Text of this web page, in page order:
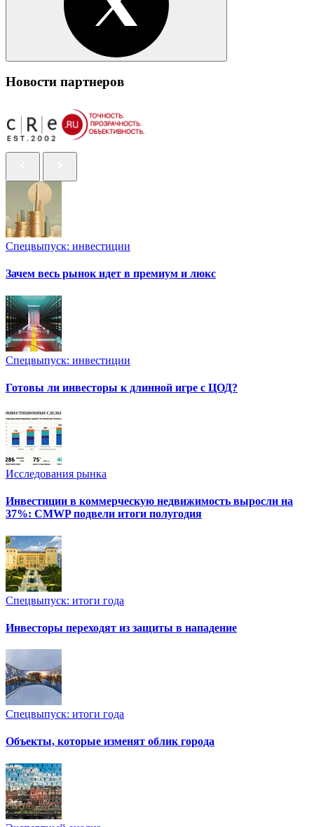
Новости партнеров
Спецвыпуск: инвестиции
Зачем весь рынок идет в премиум и люкс
Спецвыпуск: инвестиции
Готовы ли инвесторы к длинной игре с ЦОД?
Исследования рынка
Инвестиции в коммерческую недвижимость выросли на
37%: CMWP подвели итоги полугодия
Спецвыпуск: итоги года
Инвесторы переходят из защиты в нападение
Спецвыпуск: итоги года
Объекты, которые изменят облик города